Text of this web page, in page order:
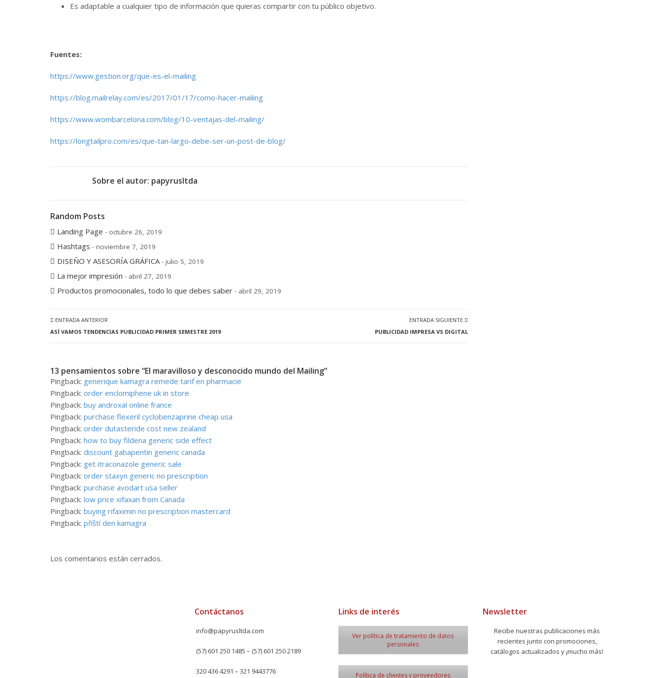
Es adaptable a cualquier tipo de información que quieras compartir con tu público objetivo.
Fuentes:
https://www.gestion.org/que-es-el-mailing
https://blog.mailrelay.com/es/2017/01/17/como-hacer-mailing
https://www.wombarcelona.com/blog/10-ventajas-del-mailing/
https://longtailpro.com/es/que-tan-largo-debe-ser-un-post-de-blog/
Sobre el autor: papyrusltda
Random Posts
Landing Page - octubre 26, 2019
Hashtags - noviembre 7, 2019
DISEÑO Y ASESORÍA GRÁFICA - julio 5, 2019
La mejor impresión - abril 27, 2019
Productos promocionales, todo lo que debes saber - abril 29, 2019
ENTRADA ANTERIOR
ASÍ VAMOS TENDENCIAS PUBLICIDAD PRIMER SEMESTRE 2019
ENTRADA SIGUIENTE
PUBLICIDAD IMPRESA VS DIGITAL
13 pensamientos sobre “El maravilloso y desconocido mundo del Mailing”
Pingback: generique kamagra remede tarif en pharmacie
Pingback: order enclomiphene uk in store
Pingback: buy androxal online france
Pingback: purchase flexeril cyclobenzaprine cheap usa
Pingback: order dutasteride cost new zealand
Pingback: how to buy fildena generic side effect
Pingback: discount gabapentin generic canada
Pingback: get itraconazole generic sale
Pingback: order staxyn generic no prescription
Pingback: purchase avodart usa seller
Pingback: low price xifaxan from Canada
Pingback: buying rifaximin no prescription mastercard
Pingback: příští den kamagra
Los comentarios están cerrados.
Contáctanos
info@papyrusltda.com
(57) 601 250 1485 – (57) 601 250 2189
320 436 4291 – 321 9443776
Links de interés
Ver política de tratamiento de datos
personales
Política de clientes y proveedores
Newsletter
Recibe nuestras publicaciones más
recientes junto con promociones,
catálogos actualizados y ¡mucho más!